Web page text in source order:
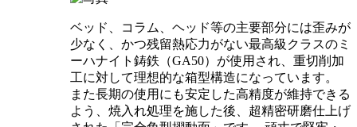
ベッド、コラム、ヘッド等の主要部分には歪みが
少なく、かつ残留熱応力がない最高級クラスのミ
ーハナイト鋳鉄（GA50）が使用され、重切削加
工に対して理想的な箱型構造になっています。
また長期の使用にも安定した高精度が維持できる
よう、焼入れ処理を施した後、超精密研磨仕上げ